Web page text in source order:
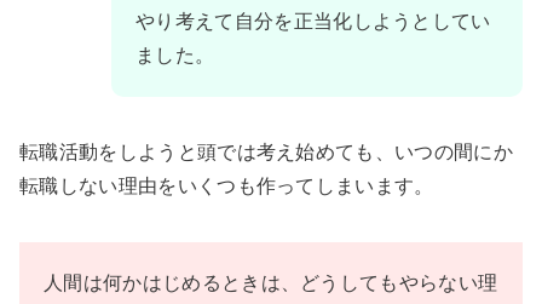
やり考えて自分を正当化しようとしてい
ました。
転職活動をしようと頭では考え始めても、いつの間にか
転職しない理由をいくつも作ってしまいます。
人間は何かはじめるときは、どうしてもやらない理